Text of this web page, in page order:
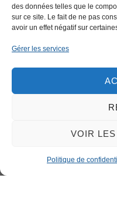
des données telles que le
sur ce site. Le fait de ne pas
avoir un effet négatif sur
Gérer les services
VOIR
Politique de